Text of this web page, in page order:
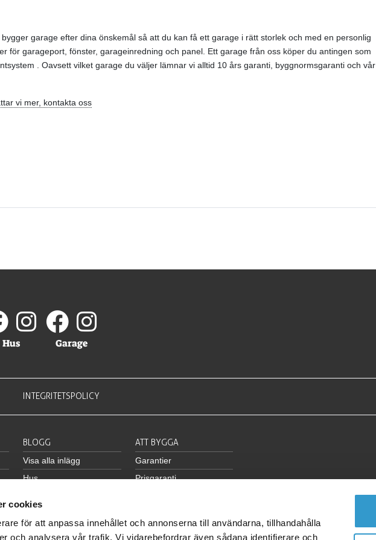
cookies
för att anpassa innehållet och annonserna till användarna, tillhandahålla
och analysera vår trafik. Vi vidarebefordrar även sådana identifierare och
garage efter dina önskemål så att du kan få ett garage i rätt storlek och med en personlig
för garageport, fönster, garageinredning och panel. Ett garage från oss köper du antingen som
. Oavsett vilket garage du väljer lämnar vi alltid 10 års garanti, byggnormsgarantioch vår
vi mer, kontakta oss
Hus Garage
INTEGRITETSPOLICY
BLOGG
Visa alla inlägg
Hus
ATT BYGGA
Garantier
Prisgaranti